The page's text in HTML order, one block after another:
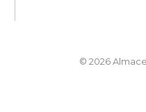
© 2026